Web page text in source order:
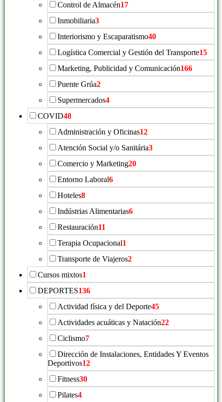
Control de Almacén17
Inmobiliaria3
Interiorismo y Escaparatismo40
Logística Comercial y Gestión del Transporte15
Marketing, Publicidad y Comunicación166
Puente Grúa2
Supermercados4
COVID48
Administración y Oficinas12
Atención Social y/o Sanitária3
Comercio y Marketing20
Entorno Laboral6
Hoteles8
Indústrias Alimentarias6
Restauración11
Terapia Ocupacional1
Transporte de Viajeros2
Cursos mixtos1
DEPORTES136
Actividad física y del Deporte45
Actividades acuáticas y Natación22
Ciclismo7
Dirección de Instalaciones, Entidades Y Eventos
Deportivos12
Fitness30
Pilates4